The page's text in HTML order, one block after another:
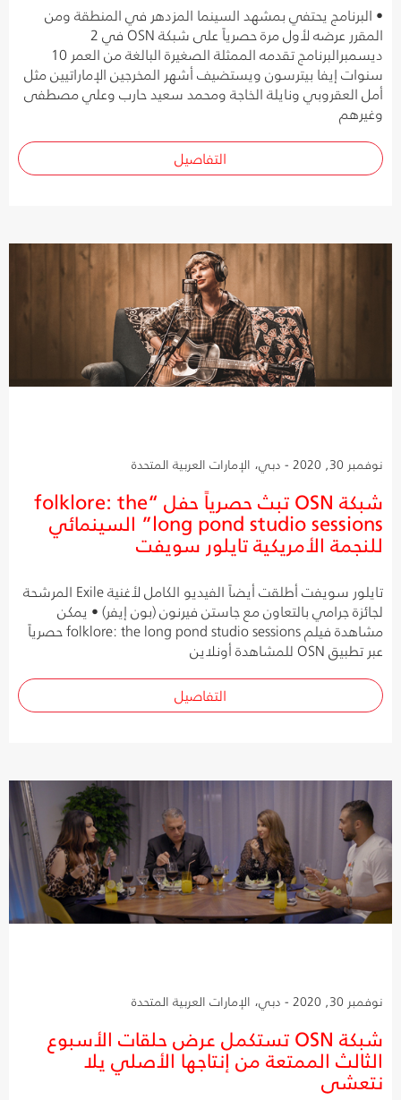
• البرنامج يحتفي بمشهد السينما المزدهر في المنطقة ومن
المقرر عرضه لأول مرة حصرياً على شبكة OSN في 2
ديسمبرالبرنامج تقدمه الممثلة الصغيرة البالغة من العمر 10
سنوات إيفا بيترسون ويستضيف أشهر المخرجين الإماراتيين مثل
أمل العقروبي ونايلة الخاجة ومحمد سعيد حارب وعلي مصطفى
وغيرهم
التفاصيل
نوفمبر 30, 2020 - دبي، الإمارات العربية المتحدة
شبكة OSN تبث حصرياً حفل “folklore: the
long pond studio sessions” السينمائي
للنجمة الأمريكية تايلور سويفت
تايلور سويفت أطلقت أيضاً الفيديو الكامل لأغنية Exile المرشحة
لجائزة جرامي بالتعاون مع جاستن فيرنون (بون إيفر) • يمكن
مشاهدة فيلم folklore: the long pond studio sessions حصرياً
عبر تطبيق OSN للمشاهدة أونلاين
التفاصيل
نوفمبر 30, 2020 - دبي، الإمارات العربية المتحدة
شبكة OSN تستكمل عرض حلقات الأسبوع
الثالث الممتعة من إنتاجها الأصلي يلا
نتعشى